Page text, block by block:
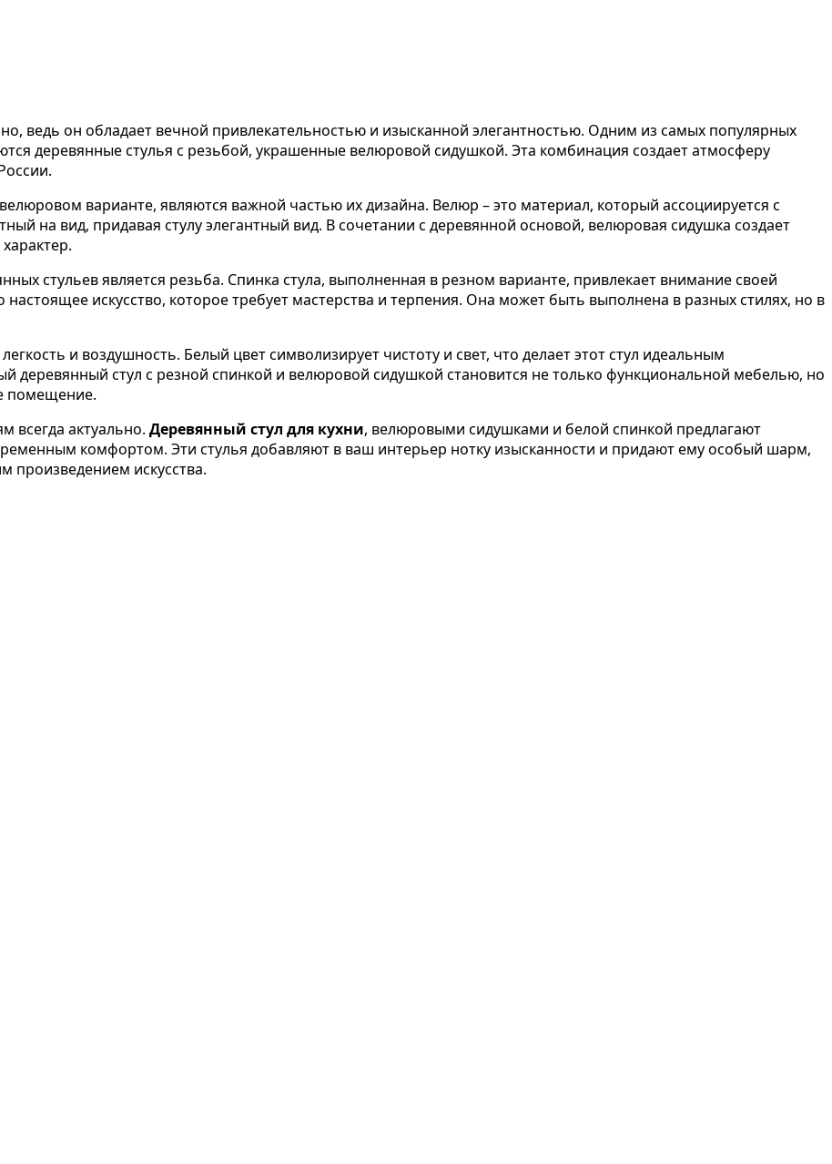
ведь он обладает вечной привлекательностью и изысканной элегантностью. Одним из самых популярных
деревянные стулья с резьбой, украшенные велюровой сидушкой. Эта комбинация создает атмосферу
варианте, являются важной частью их дизайна. Велюр – это материал, который ассоциируется с
на вид, придавая стулу элегантный вид. В сочетании с деревянной основой, велюровая сидушка создает
стульев является резьба. Спинка стула, выполненная в резном варианте, привлекает внимание своей
искусство, которое требует мастерства и терпения. Она может быть выполнена в разных стилях, но в
и воздушность. Белый цвет символизирует чистоту и свет, что делает этот стул идеальным
деревянный стул с резной спинкой и велюровой сидушкой становится не только функциональной мебелью, но
помещение.
всегда актуально. Деревянный стул для кухни, велюровыми сидушками и белой спинкой предлагают
комфортом. Эти стулья добавляют в ваш интерьер нотку изысканности и придают ему особый шарм,
произведением искусства.